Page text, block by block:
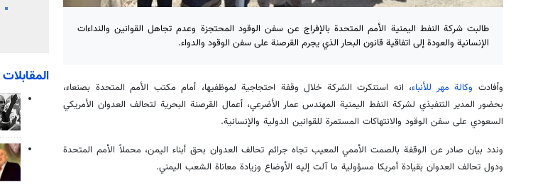
طالبت شركة النفط اليمنية الأمم المتحدة بالإفراج عن سفن الوقود المحتجزة وعدم تجاهل القوانين والنداءات
الإنسانية والعودة إلى اتفاقية قانون البحار الذي يجرم القرصنة على سفن الوقود والدواء.
وأفادت وكالة مهر للأنباء، انه استنكرت الشركة خلال وقفة احتجاجية لموظفيها، أمام مكتب الأمم المتحدة بصنعاء،
بحضور المدير التنفيذي لشركة النفط اليمنية المهندس عمار الأضرعي، أعمال القرصنة البحرية لتحالف العدوان الأمريكي
السعودي على سفن الوقود والانتهاكات المستمرة للقوانين الدولية والإنسانية.
وندد بيان صادر عن الوقفة بالصمت الأممي المعيب تجاه جرائم تحالف العدوان بحق أبناء اليمن، محملاً الأمم المتحدة
ودول تحالف العدوان بقيادة أمريكا مسؤولية ما آلت إليه الأوضاع وزيادة معاناة الشعب اليمني.
المقابلات